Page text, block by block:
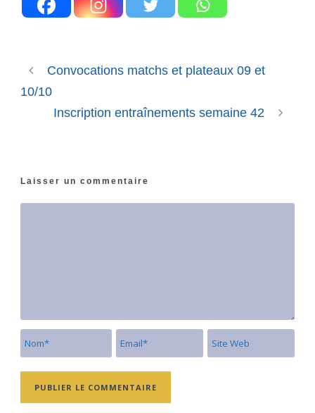
Convocations matchs et plateaux 09 et
10/10
Inscription entraînements semaine 42
Laisser un commentaire